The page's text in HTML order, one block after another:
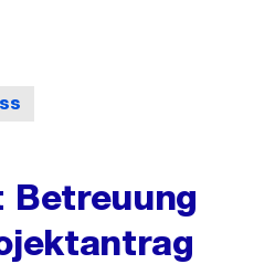
Betreuung